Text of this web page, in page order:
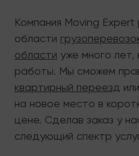
Компания Moving
области
области уже много лет,
работы. Мы сможем
квартирный переезд
на новое место в
цене. Сделав заказ у
следующий спектр